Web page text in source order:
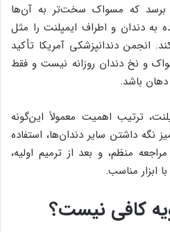
برسد که مسواک سخت‌تر به آن‌ها
به دندان و اطراف ایمپلنت را مثل
انجمن دندانپزشکی آمریکا تأکید
و نخ دندان روزانه نیست و فقط
باشد.
ترتیب اهمیت معمولاً این‌گونه
نگه داشتن سایر دندان‌ها، استفاده
منظم، و بعد از ترمیم اولیه،
ابزار مناسب.
کافی نیست؟